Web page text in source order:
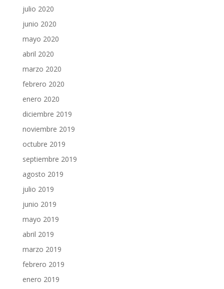
julio 2020
junio 2020
mayo 2020
abril 2020
marzo 2020
febrero 2020
enero 2020
diciembre 2019
noviembre 2019
octubre 2019
septiembre 2019
agosto 2019
julio 2019
junio 2019
mayo 2019
abril 2019
marzo 2019
febrero 2019
enero 2019